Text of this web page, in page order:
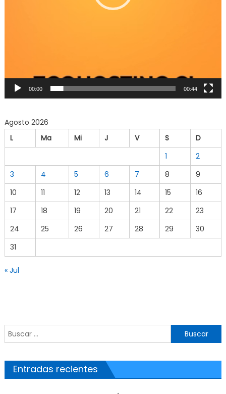
00:00 00:44
Agosto 2026
L
Ma Mi J V S
D
1
2
3
4 5 6 7 8
9
10
11 12 13 14 15
16
17
18 19 20 21 22
23
24
25 26 27 28 29
30
31
« Jul
Buscar por:
Entradas recientes